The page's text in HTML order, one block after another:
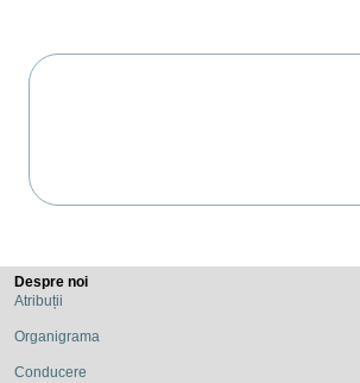
Despre noi
Atribuții
Organigrama
Conducere